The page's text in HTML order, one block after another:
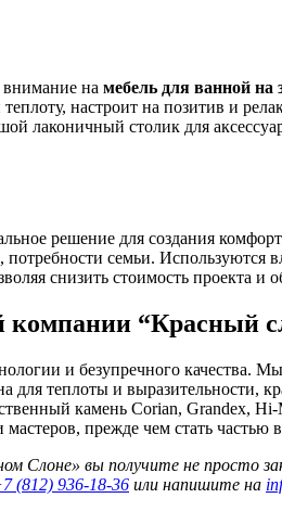
внимание на мебель для ванной на
настроит на позитив и
лаконичный столик для
решение для создания
семьи.
снизить стоимость проекта и
компании “Красный
и безупречного качества.
для теплоты и
камень Corian,
прежде чем стать частью
Слоне» вы получите не просто
(812) 936-18-36 или напишите на